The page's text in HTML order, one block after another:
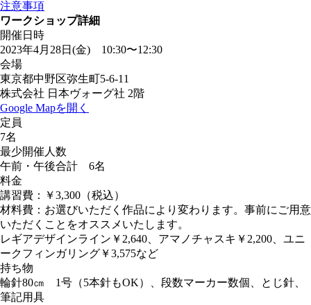
注意事項
ワークショップ詳細
開催日時
2023年4月28日(金) 10:30〜12:30
会場
東京都中野区弥生町5-6-11
株式会社 日本ヴォーグ社 2階
Google Mapを開く
定員
7名
最少開催人数
午前・午後合計 6名
料金
講習費：￥3,300（税込）
材料費：お選びいただく作品により変わります。事前にご用意
いただくことをオススメいたします。
レギアデザインライン￥2,640、アマノチャスキ￥2,200、ユニ
ークフィンガリング￥3,575など
持ち物
輪針80㎝ 1号（5本針もOK）、段数マーカー数個、とじ針、
筆記用具